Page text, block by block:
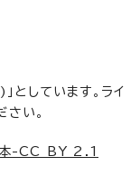
としています。ライ
い。
-CC BY 2.1